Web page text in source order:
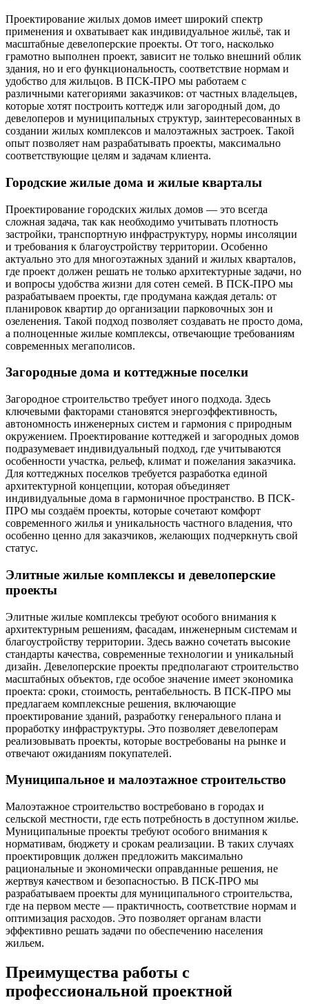
Проектирование жилых домов имеет широкий спектр
применения и охватывает как индивидуальное жильё, так и
масштабные девелоперские проекты. От того, насколько
грамотно выполнен проект, зависит не только внешний облик
здания, но и его функциональность, соответствие нормам и
удобство для жильцов. В ПСК-ПРО мы работаем с
различными категориями заказчиков: от частных владельцев,
которые хотят построить коттедж или загородный дом, до
девелоперов и муниципальных структур, заинтересованных в
создании жилых комплексов и малоэтажных застроек. Такой
опыт позволяет нам разрабатывать проекты, максимально
соответствующие целям и задачам клиента.
Городские жилые дома и жилые кварталы
Проектирование городских жилых домов — это всегда
сложная задача, так как необходимо учитывать плотность
застройки, транспортную инфраструктуру, нормы инсоляции
и требования к благоустройству территории. Особенно
актуально это для многоэтажных зданий и жилых кварталов,
где проект должен решать не только архитектурные задачи, но
и вопросы удобства жизни для сотен семей. В ПСК-ПРО мы
разрабатываем проекты, где продумана каждая деталь: от
планировок квартир до организации парковочных зон и
озеленения. Такой подход позволяет создавать не просто дома,
а полноценные жилые комплексы, отвечающие требованиям
современных мегаполисов.
Загородные дома и коттеджные поселки
Загородное строительство требует иного подхода. Здесь
ключевыми факторами становятся энергоэффективность,
автономность инженерных систем и гармония с природным
окружением. Проектирование коттеджей и загородных домов
подразумевает индивидуальный подход, где учитываются
особенности участка, рельеф, климат и пожелания заказчика.
Для коттеджных поселков требуется разработка единой
архитектурной концепции, которая объединяет
индивидуальные дома в гармоничное пространство. В ПСК-
ПРО мы создаём проекты, которые сочетают комфорт
современного жилья и уникальность частного владения, что
особенно ценно для заказчиков, желающих подчеркнуть свой
статус.
Элитные жилые комплексы и девелоперские
проекты
Элитные жилые комплексы требуют особого внимания к
архитектурным решениям, фасадам, инженерным системам и
благоустройству территории. Здесь важно сочетать высокие
стандарты качества, современные технологии и уникальный
дизайн. Девелоперские проекты предполагают строительство
масштабных объектов, где особое значение имеет экономика
проекта: сроки, стоимость, рентабельность. В ПСК-ПРО мы
предлагаем комплексные решения, включающие
проектирование зданий, разработку генерального плана и
проработку инфраструктуры. Это позволяет девелоперам
реализовывать проекты, которые востребованы на рынке и
отвечают ожиданиям покупателей.
Муниципальное и малоэтажное строительство
Малоэтажное строительство востребовано в городах и
сельской местности, где есть потребность в доступном жилье.
Муниципальные проекты требуют особого внимания к
нормативам, бюджету и срокам реализации. В таких случаях
проектировщик должен предложить максимально
рациональные и экономически оправданные решения, не
жертвуя качеством и безопасностью. В ПСК-ПРО мы
разрабатываем проекты для муниципального строительства,
где на первом месте — практичность, соответствие нормам и
оптимизация расходов. Это позволяет органам власти
эффективно решать задачи по обеспечению населения
жильем.
Преимущества работы с
профессиональной проектной